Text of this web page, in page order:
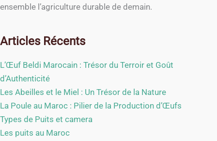
ensemble l’agriculture durable de demain.
Articles Récents
L’Œuf Beldi Marocain : Trésor du Terroir et Goût
d’Authenticité
Les Abeilles et le Miel : Un Trésor de la Nature
La Poule au Maroc : Pilier de la Production d’Œufs
Types de Puits et camera
Les puits au Maroc